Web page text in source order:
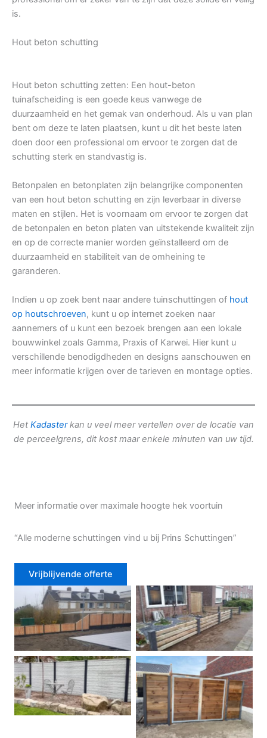
is.
Hout beton schutting
Hout beton schutting zetten: Een hout-beton
tuinafscheiding is een goede keus vanwege de
duurzaamheid en het gemak van onderhoud. Als u van plan
bent om deze te laten plaatsen, kunt u dit het beste laten
doen door een professional om ervoor te zorgen dat de
schutting sterk en standvastig is.
Betonpalen en betonplaten zijn belangrijke componenten
van een hout beton schutting en zijn leverbaar in diverse
maten en stijlen. Het is voornaam om ervoor te zorgen dat
de betonpalen en beton platen van uitstekende kwaliteit zijn
en op de correcte manier worden geïnstalleerd om de
duurzaamheid en stabiliteit van de omheining te
garanderen.
Indien u op zoek bent naar andere tuinschuttingen of hout
op houtschroeven, kunt u op internet zoeken naar
aannemers of u kunt een bezoek brengen aan een lokale
bouwwinkel zoals Gamma, Praxis of Karwei. Hier kunt u
verschillende benodigdheden en designs aanschouwen en
meer informatie krijgen over de tarieven en montage opties.
Het Kadasterkan u veel meer vertellen over de locatie van
de perceelgrens, dit kost maar enkele minuten van uw tijd.
Meer informatie over maximale hoogte hek voortuin
“Alle moderne schuttingen vind u bij Prins Schuttingen”
Vrijblijvende offerte
Douglas schutting Tuinhek voortuin
Betonschutting
Dubbele poort